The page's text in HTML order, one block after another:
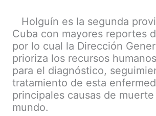
Holguín es la segunda
Cuba con mayores reportes
por lo cual la Dirección
prioriza los recursos
para el diagnóstico,
tratamiento de esta
principales causas de
mundo.